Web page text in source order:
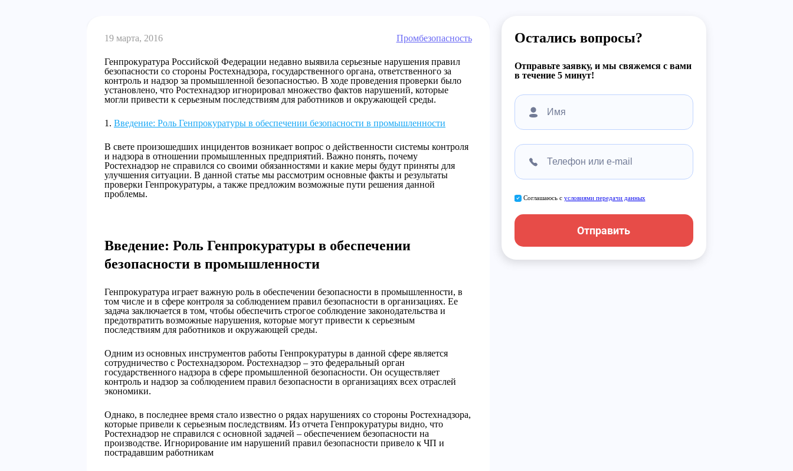
19 марта, 2016 Промбезопасность
Генпрокуратура Российской Федерации недавно выявила серьезные нарушения правил
безопасности со стороны Ростехнадзора, государственного органа, ответственного за
контроль и надзор за промышленной безопасностью. В ходе проведения проверки было
установлено, что Ростехнадзор игнорировал множество фактов нарушений, которые
могли привести к серьезным последствиям для работников и окружающей среды.
Введение: Роль Генпрокуратуры в обеспечении безопасности в промышленности
В свете произошедших инцидентов возникает вопрос о действенности системы контроля
и надзора в отношении промышленных предприятий. Важно понять, почему
Ростехнадзор не справился со своими обязанностями и какие меры будут приняты для
улучшения ситуации. В данной статье мы рассмотрим основные факты и результаты
проверки Генпрокуратуры, а также предложим возможные пути решения данной
проблемы.
Введение: Роль Генпрокуратуры в обеспечении
безопасности в промышленности
Генпрокуратура играет важную роль в обеспечении безопасности в промышленности, в
том числе и в сфере контроля за соблюдением правил безопасности в организациях. Ее
задача заключается в том, чтобы обеспечить строгое соблюдение законодательства и
предотвратить возможные нарушения, которые могут привести к серьезным
последствиям для работников и окружающей среды.
Одним из основных инструментов работы Генпрокуратуры в данной сфере является
сотрудничество с Ростехнадзором. Ростехнадзор – это федеральный орган
государственного надзора в сфере промышленной безопасности. Он осуществляет
контроль и надзор за соблюдением правил безопасности в организациях всех отраслей
экономики.
Однако, в последнее время стало известно о рядах нарушениях со стороны Ростехнадзора,
которые привели к серьезным последствиям. Из отчета Генпрокуратуры видно, что
Ростехнадзор не справился с основной задачей – обеспечением безопасности на
производстве. Игнорирование им нарушений правил безопасности привело к ЧП и
пострадавшим работникам
Остались вопросы?
Отправьте заявку, и мы свяжемся с вами
в течение 5 минут!
Соглашаюсь с условиями передачи данных
Отправить